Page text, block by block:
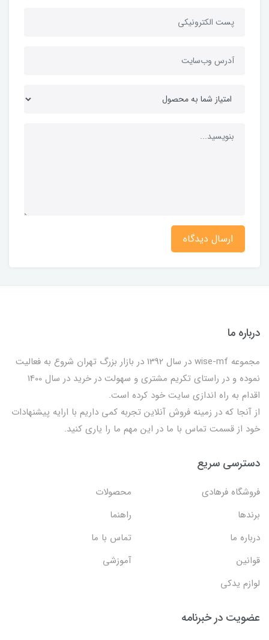
ارسال دیدگاه
درباره ما
مجموعه wise-mf در سال 1392 در بازار بزرگ تهران شروع به فعالیت
نموده و در راستای تکریم مشتری و سهولت در خرید در سال 1400
اقدام به راه اندازی سایت خود کرده است.
از آنجا که در زمینه فروش آنلاین تجربه کمی داریم با ارایه پیشنهادات
خود از قسمت تماس با ما در این مهم ما را یاری کنید.
دسترسی سریع
فروشگاه فرهادی
محصولات
برندها
راهنما
درباره ما
تماس با ما
قوانین
آموزشی
لوازم یدکی
عضویت در خبرنامه